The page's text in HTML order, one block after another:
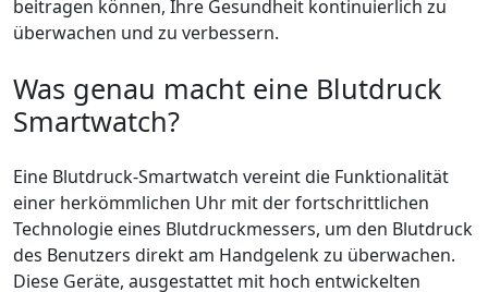
beitragen können, Ihre Gesundheit kontinuierlich zu
überwachen und zu verbessern.
Was genau macht eine Blutdruck
Smartwatch?
Eine Blutdruck-Smartwatch vereint die Funktionalität
einer herkömmlichen Uhr mit der fortschrittlichen
Technologie eines Blutdruckmessers, um den Blutdruck
des Benutzers direkt am Handgelenk zu überwachen.
Diese Geräte, ausgestattet mit hoch entwickelten